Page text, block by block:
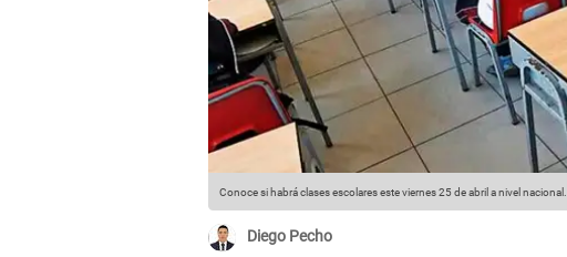
Conoce si habrá clases escolares este viernes 25 de abril a nivel nacional.
Diego Pecho